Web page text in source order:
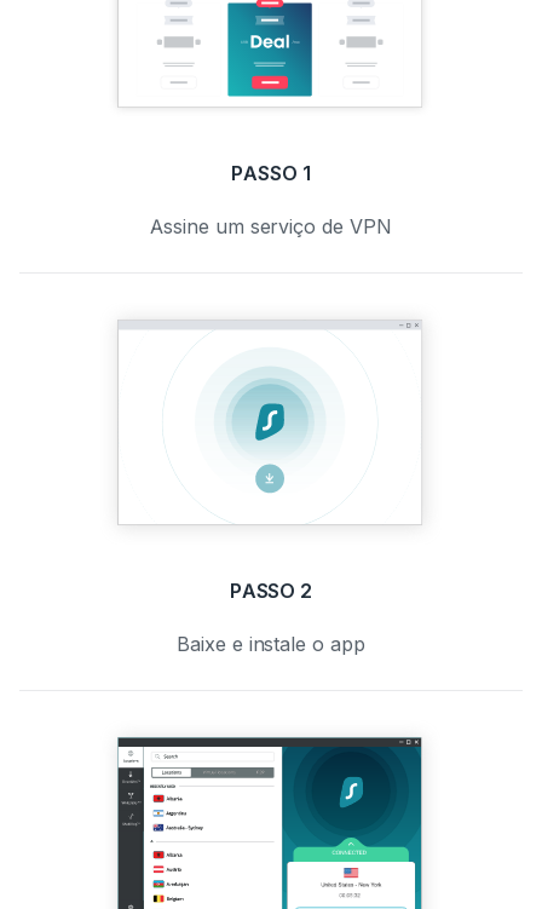
PASSO 1
Assine um serviço de VPN
PASSO 2
Baixe e instale o app